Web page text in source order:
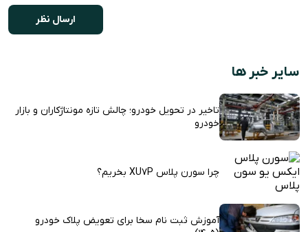
سایر خبر ها
تاخیر در تحویل خودرو؛ چالش تازه مونتاژکاران و بازار
خودرو
چرا سورن پلاس XU7P بخریم؟
آموزش ثبت نام سخا برای تعویض پلاک خودرو